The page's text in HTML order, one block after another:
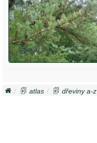
atlas dřeviny a-z